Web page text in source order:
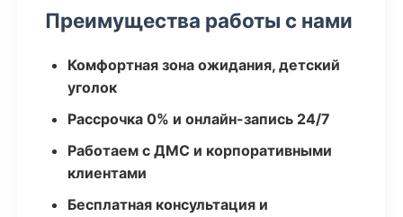
Преимущества работы с нами
Комфортная зона ожидания, детский
уголок
Рассрочка 0% и онлайн-запись 24/7
Работаем с ДМС и корпоративными
клиентами
Бесплатная консультация и